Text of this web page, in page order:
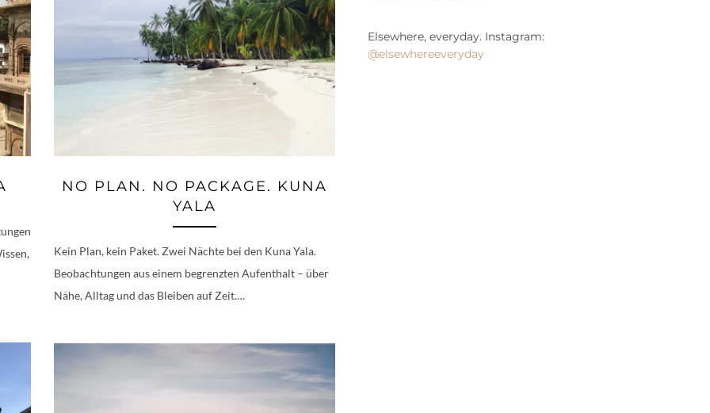
NO PLAN. NO PACKAGE. KUNA
YALA
Kein Plan, kein Paket. Zwei Nächte bei den Kuna Yala.
Beobachtungen aus einem begrenzten Aufenthalt – über
Nähe, Alltag und das Bleiben auf Zeit.…
Elsewhere, everyday. Instagram:
@elsewhereeveryday